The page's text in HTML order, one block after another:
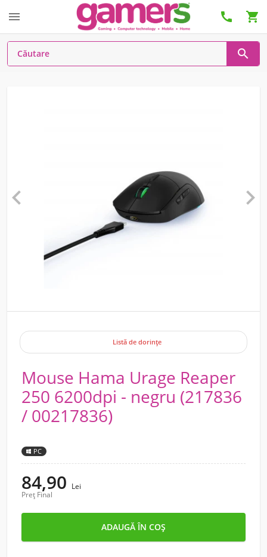
  

 
Listă de dorințe
Mouse Hama Urage Reaper
250 6200dpi - negru (217836
/ 00217836)
PC
84,90 Lei
Preț Final